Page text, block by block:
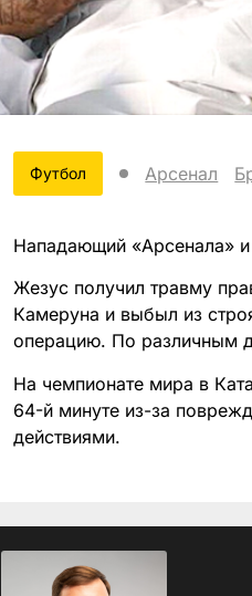
Футбол Арсенал
Нападающий «Арсенала»
Жезус получил травму
Камеруна и выбыл из
операцию. По различным
На чемпионате мира в
64-й минуте из-за
действиями.